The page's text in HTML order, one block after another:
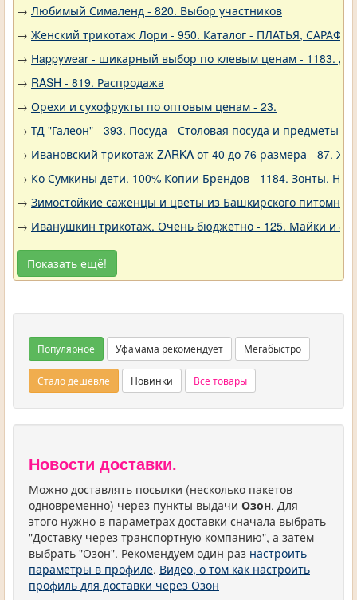
→ Любимый Сималенд - 820. Выбор участников
→ Женский трикотаж Лори - 950. Каталог - ПЛАТЬЯ,
→ Нappywear - шикарный выбор по клевым ценам - 1183.
→ RASH - 819. Распродажа
→ Орехи и сухофрукты по оптовым ценам - 23.
→ ТД "Галеон" - 393. Посуда - Столовая посуда и предметы
→ Ивановский трикотаж ZARKA от 40 до 76 размера - 87.
→ Ко Сумкины дети. 100% Копии Брендов - 1184. Зонты.
→ Зимостойкие саженцы и цветы из Башкирского
→ Иванушкин трикотаж. Очень бюджетно - 125. Майки и
Показать ещё!
Популярное Уфамама рекомендует Мегабыстро
Стало дешевле Новинки Все товары
Новости доставки.
Можно доставлять посылки (несколько пакетов
одновременно) через пункты выдачи Озон. Для
этого нужно в параметрах доставки сначала выбрать
"Доставку через транспортную компанию", а затем
выбрать "Озон". Рекомендуем один раз настроить
параметры в профиле. Видео, о том как настроить
профиль для доставки через Озон